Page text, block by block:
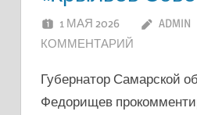
1 МАЯ 2026 ADMIN
КОММЕНТАРИЙ
Губернатор Самарской
Федорищев